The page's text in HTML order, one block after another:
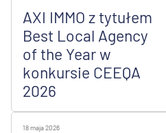
AXI IMMO z tytułem
Best Local Agency
of the Year w
konkursie CEEQA
2026
18 maja 2026